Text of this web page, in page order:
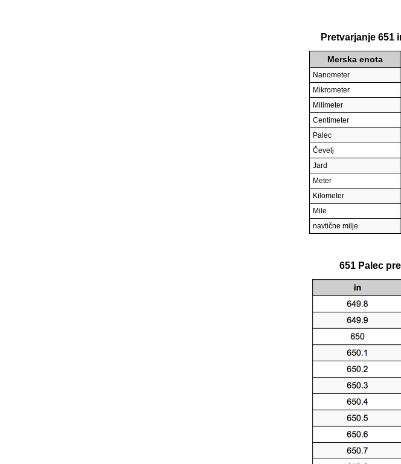
Pretvarjanje 651
Merska enota
Nanometer
Mikrometer
Milimeter
Centimeter
Palec
Čevelj
Jard
Meter
Kilometer
Mile
navtične milje
651 Palec